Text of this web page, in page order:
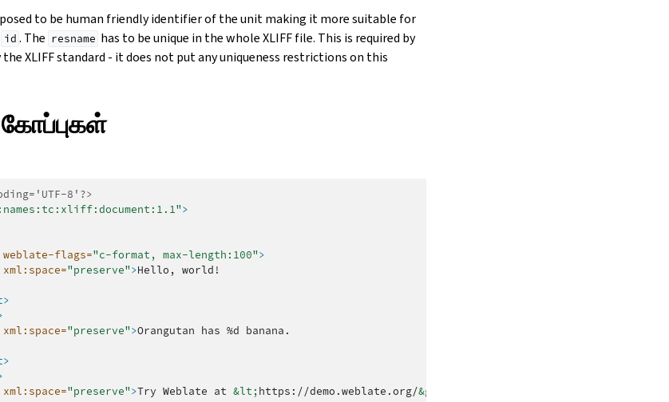
to be human friendly identifier of the unit making it more suitable for
id . The resname has to be unique in the whole XLIFF file. This is required by
XLIFF standard - it does not put any uniqueness restrictions on this
கோப்புகள்
8'?>
>
weblate-flags="c-format, max-length:100">
xml:space="preserve">Hello,
xml:space="preserve">Orangutan has %d
xml:space="preserve">Try Weblate at &lt;https://demo.weblate.org/&gt;